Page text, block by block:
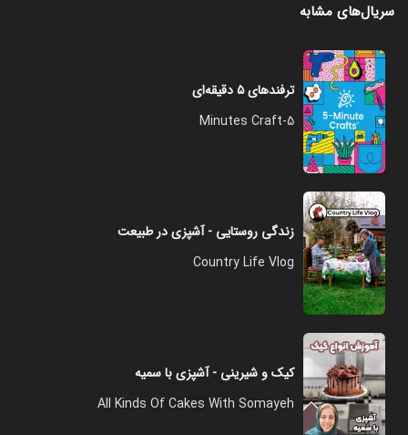
سریال‌های مشابه
ترفندهای ۵ دقیقه‌ای
5-Minutes Craft
زندگی روستایی - آشپزی در طبیعت
Country Life Vlog
کیک و شیرینی - آشپزی با سمیه
All Kinds Of Cakes With Somayeh